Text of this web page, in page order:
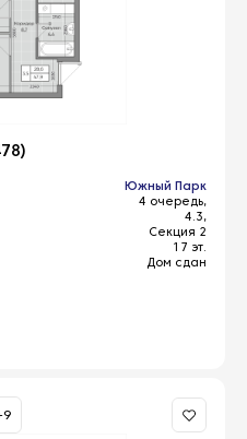
Южный Парк
4 очередь,
4.3,
Секция 2
17 эт.
Дом сдан